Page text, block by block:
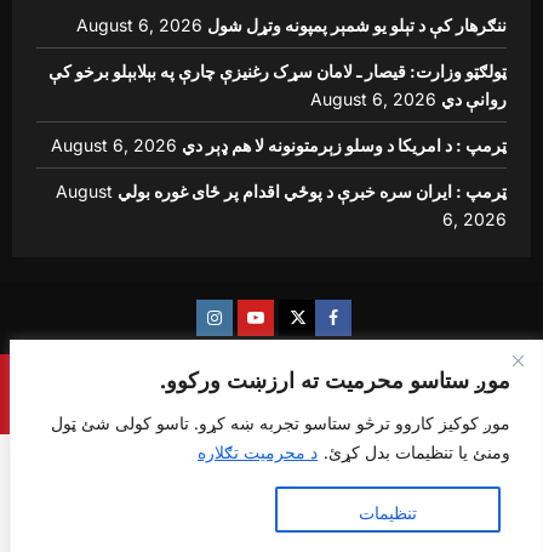
موږ ستاسو محرمیت ته ارزښت ورکوو.
موږ کوکیز کاروو ترڅو ستاسو تجربه ښه کړو. تاسو کولی شئ ټول
ومنئ یا تنظیمات بدل کړئ. د محرمیت تګلاره
تنظیمات
ننګرهار کې د تېلو یو شمېر پمپونه وتړل شول August 6, 2026
ټولګټو وزارت: قیصار ـ لامان سړک رغنیزې چارې په بېلابېلو برخو کې
روانې دي August 6, 2026
ټرمپ : د امریکا د وسلو زېرمتونونه لا هم ډېر دي August 6, 2026
ټرمپ : ایران سره خبرې د پوځي اقدام پر ځای غوره بولي August
6, 2026
Facebook
Twitter
Youtube
Instagram
Copyright © {sharq news global} All rights reserved.|